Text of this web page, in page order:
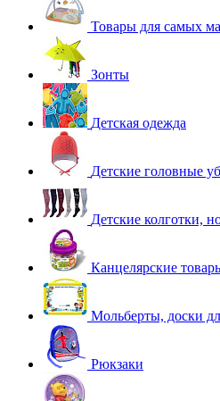
Товары для самых
Зонты
Детская одежда
Детские головные
Детские колготки,
Канцелярские
Мольберты, доски
Рюкзаки